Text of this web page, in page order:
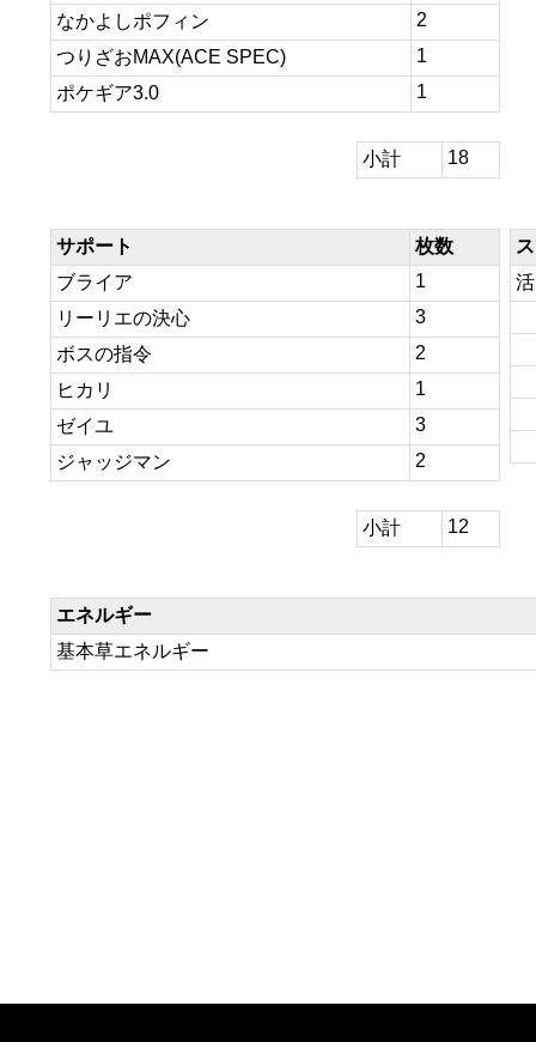
なかよしポフィン
2
つりざおMAX(ACE SPEC)
1
ポケギア3.0
1
小計 18
サポート
枚数
ブライア
1
リーリエの決心
3
ボスの指令
2
ヒカリ
1
ゼイユ
3
ジャッジマン
2
小計 12
エネルギー
基本草エネルギー